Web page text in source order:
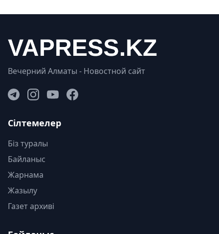
Вечерний Алматы - Новостной сайт
Сілтемелер
Біз туралы
Байланыс
Жарнама
Жазылу
Газет архиві